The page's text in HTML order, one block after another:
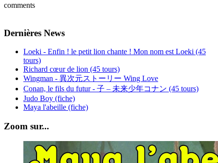
comments
Dernières News
Loeki - Enfin ! le petit lion chante ! Mon nom est Loeki (45
tours)
Richard cœur de lion (45 tours)
Wingman - 異次元ストーリー Wing Love
Conan, le fils du futur - 子 – 未来少年コナン (45 tours)
Judo Boy (fiche)
Maya l'abeille (fiche)
Zoom sur...